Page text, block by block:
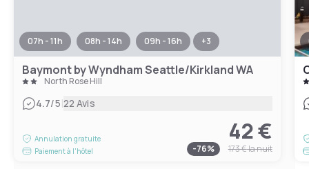
07h - 11h 08h - 14h 09h - 16h +3
Baymont by Wyndham Seattle/Kirkland WA
North Rose Hill
4.7/5|22 Avis
Annulation gratuite
Paiement à l'hôtel
42 €
-76% 173 €la nuit